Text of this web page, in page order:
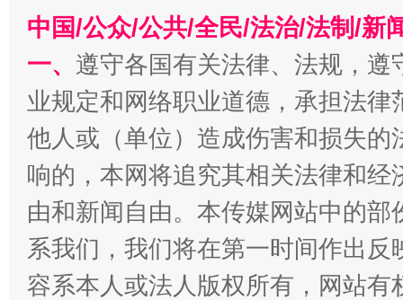
在谋一域中谋全局
今
中国/公众/公共/全民/法治/法制/新
一、 遵守各国有关法律、法规，
业规定和网络职业道德，承担法
他人或（单位）造成伤害和损失
响的，本网将追究其相关法律和
由和新闻自由。本传媒网站中的
系我们，我们将在第一时间作出
容系本人或法人版权所有，网站